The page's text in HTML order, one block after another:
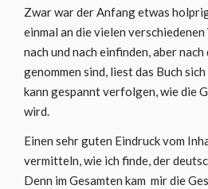
Zwar war der Anfang etwas
einmal an die vielen
nach und nach einfinden, aber
genommen sind, liest das Buch
kann gespannt verfolgen, wie die
wird.
Einen sehr guten Eindruck vom
vermitteln, wie ich finde, der
Denn im Gesamten kam mir die